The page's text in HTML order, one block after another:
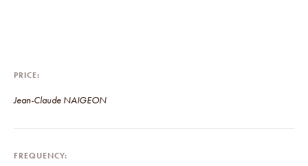
PRICE
Jean-Claude NAIGEON
FREQUENCY